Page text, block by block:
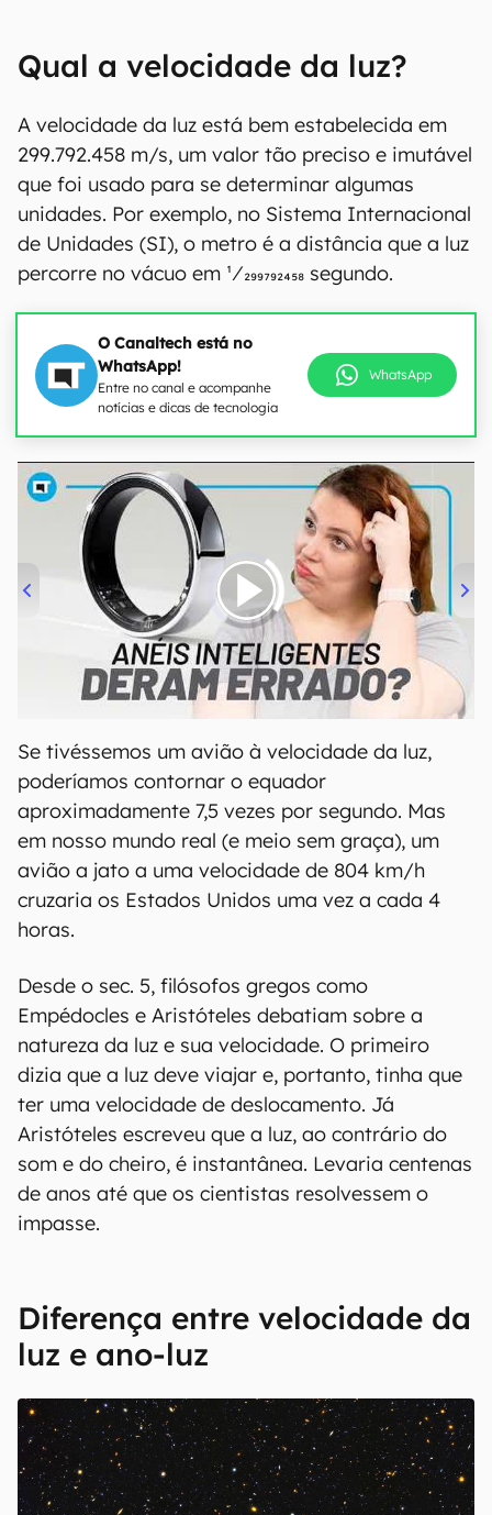
Qual a velocidade da luz?
A velocidade da luz está bem estabelecida em
299.792.458 m/s, um valor tão preciso e imutável
que foi usado para se determinar algumas
unidades. Por exemplo, no Sistema Internacional
de Unidades (SI), o metro é a distância que a luz
percorre no vácuo em 1⁄299792458 segundo.
O Canaltech está no
WhatsApp!
Entre no canal e acompanhe
notícias e dicas de tecnologia
WhatsApp
00:00/21:11
Se tivéssemos um avião à velocidade da luz,
poderíamos contornar o equador
aproximadamente 7,5 vezes por segundo. Mas
em nosso mundo real (e meio sem graça), um
avião a jato a uma velocidade de 804 km/h
cruzaria os Estados Unidos uma vez a cada 4
horas.
Desde o sec. 5, filósofos gregos como
Empédocles e Aristóteles debatiam sobre a
natureza da luz e sua velocidade. O primeiro
dizia que a luz deve viajar e, portanto, tinha que
ter uma velocidade de deslocamento. Já
Aristóteles escreveu que a luz, ao contrário do
som e do cheiro, é instantânea. Levaria centenas
de anos até que os cientistas resolvessem o
impasse.
Diferença entre velocidade da
luz e ano-luz